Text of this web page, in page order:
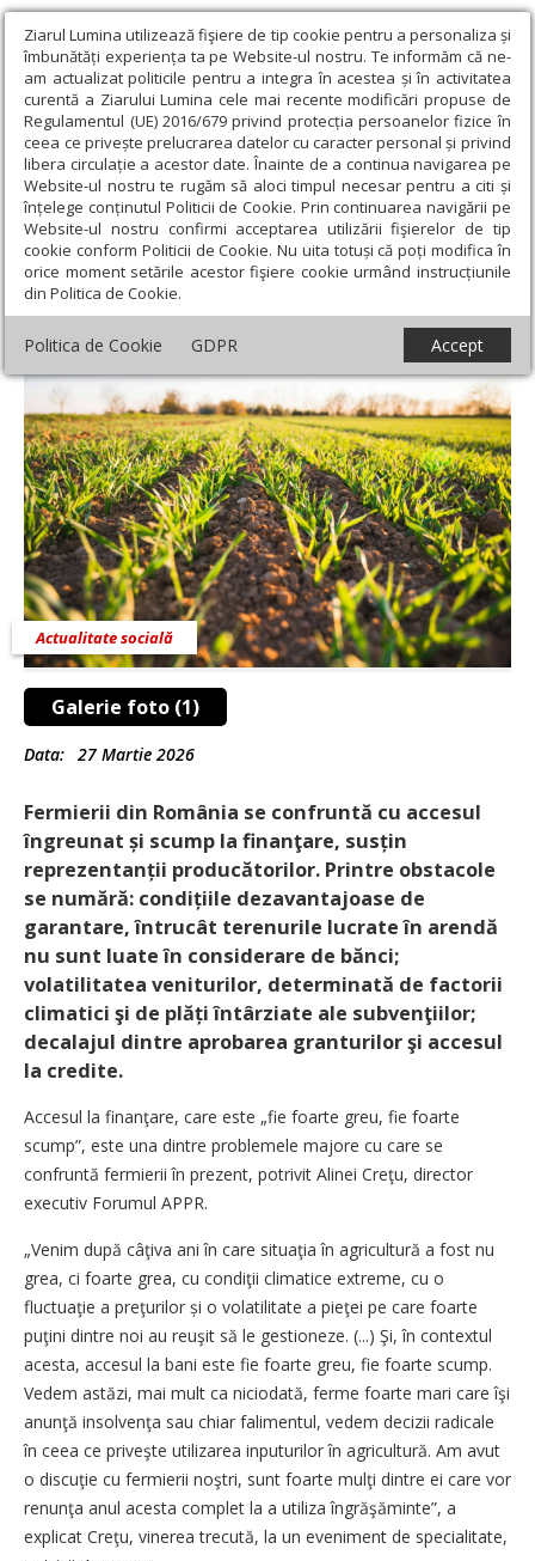
Ziarul Lumina utilizează fişiere de tip cookie pentru a personaliza și
îmbunătăți experiența ta pe Website-ul nostru. Te informăm că ne-
am actualizat politicile pentru a integra în acestea și în activitatea
curentă a Ziarului Lumina cele mai recente modificări propuse de
Regulamentul (UE) 2016/679 privind protecția persoanelor fizice în
ceea ce privește prelucrarea datelor cu caracter personal și privind
libera circulație a acestor date. Înainte de a continua navigarea pe
Website-ul nostru te rugăm să aloci timpul necesar pentru a citi și
înțelege conținutul Politicii de Cookie. Prin continuarea navigării pe
Website-ul nostru confirmi acceptarea utilizării fişierelor de tip
cookie conform Politicii de Cookie. Nu uita totuși că poți modifica în
orice moment setările acestor fişiere cookie urmând instrucțiunile
din Politica de Cookie.
Politica de Cookie GDPR Accept
Ziarul Lumina › Societate › Actualitate socială › Acces dificil la
finanțare pentru fermierii români
Acces dificil la finanțare pentru fermierii
români
Galerie foto (1)
Actualitate socială
Data: 27 Martie 2026
Fermierii din România se confruntă cu accesul
îngreunat și scump la finanţare, susțin
reprezentanții producătorilor. Printre obstacole
se numără: condițiile dezavantajoase de
garantare, întrucât terenurile lucrate în arendă
nu sunt luate în considerare de bănci;
volatilitatea veniturilor, determinată de factorii
climatici şi de plăți întârziate ale subvenţiilor;
decalajul dintre aprobarea granturilor şi accesul
la credite.
Accesul la finanţare, care este „fie foarte greu, fie foarte
scump”, este una dintre problemele majore cu care se
confruntă fermierii în prezent, potrivit Alinei Creţu, director
executiv Forumul APPR.
„Venim după câţiva ani în care situaţia în agricultură a fost nu
grea, ci foarte grea, cu condiţii climatice extreme, cu o
fluctuaţie a preţurilor și o volatilitate a pieţei pe care foarte
puţini dintre noi au reuşit să le gestioneze. (...) Şi, în contextul
acesta, accesul la bani este fie foarte greu, fie foarte scump.
Vedem astăzi, mai mult ca niciodată, ferme foarte mari care îşi
anunţă insolvenţa sau chiar falimentul, vedem decizii radicale
în ceea ce priveşte utilizarea inputurilor în agricultură. Am avut
o discuţie cu fermierii noştri, sunt foarte mulţi dintre ei care vor
renunţa anul acesta complet la a utiliza îngrăşăminte”, a
explicat Creţu, vinerea trecută, la un eveniment de specialitate,